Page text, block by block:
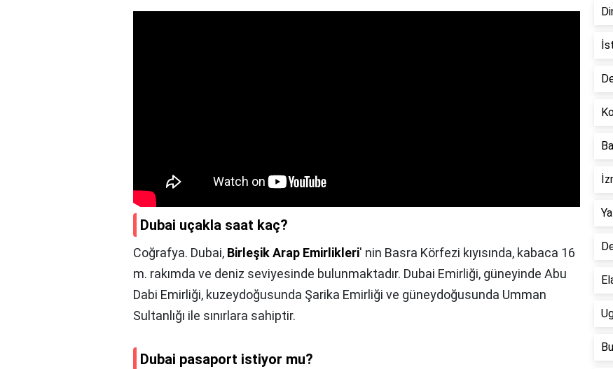
Dubai uçakla saat kaç?
Coğrafya. Dubai, Birleşik Arap Emirlikleri' nin Basra Körfezi kıyısında, kabaca 16
m. rakımda ve deniz seviyesinde bulunmaktadır. Dubai Emirliği, güneyinde Abu
Dabi Emirliği, kuzeydoğusunda Şarika Emirliği ve güneydoğusunda Umman
Sultanlığı ile sınırlara sahiptir.
Dubai pasaport istiyor mu?